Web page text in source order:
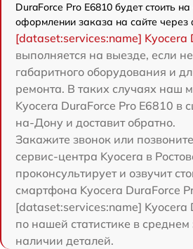
DuraForce Pro E6810 будет стоить
оформлении заказа на сайте
[dataset:services:name] Kyocera
выполняется на выезде, если
габаритного оборудования и
ремонта. В таких случаях наш
Kyocera DuraForce Pro E6810 в
на-Дону и доставит обратно.
Закажите звонок или
сервис-центра Kyocera в
проконсультирует и озвучит
смартфона Kyocera DuraForce
[dataset:services:name] Kyocera
по нашей статистике в
наличии деталей.